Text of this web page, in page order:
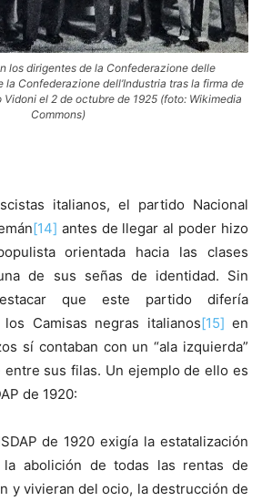
los dirigentes de la Confederazione delle
Confederazione dell’Industria tras la firma de
el 2 de octubre de 1925 (foto: Wikimedia
Commons)
italianos, el partido Nacional
[14] antes de llegar al poder hizo
orientada hacia las clases
de sus señas de identidad. Sin
que este partido difería
Camisas negras italianos[15] en
sí contaban con un “ala izquierda”
sus filas. Un ejemplo de ello es
de 1920:
de 1920 exigía la estatalización
abolición de todas las rentas de
y vivieran del ocio, la destrucción de